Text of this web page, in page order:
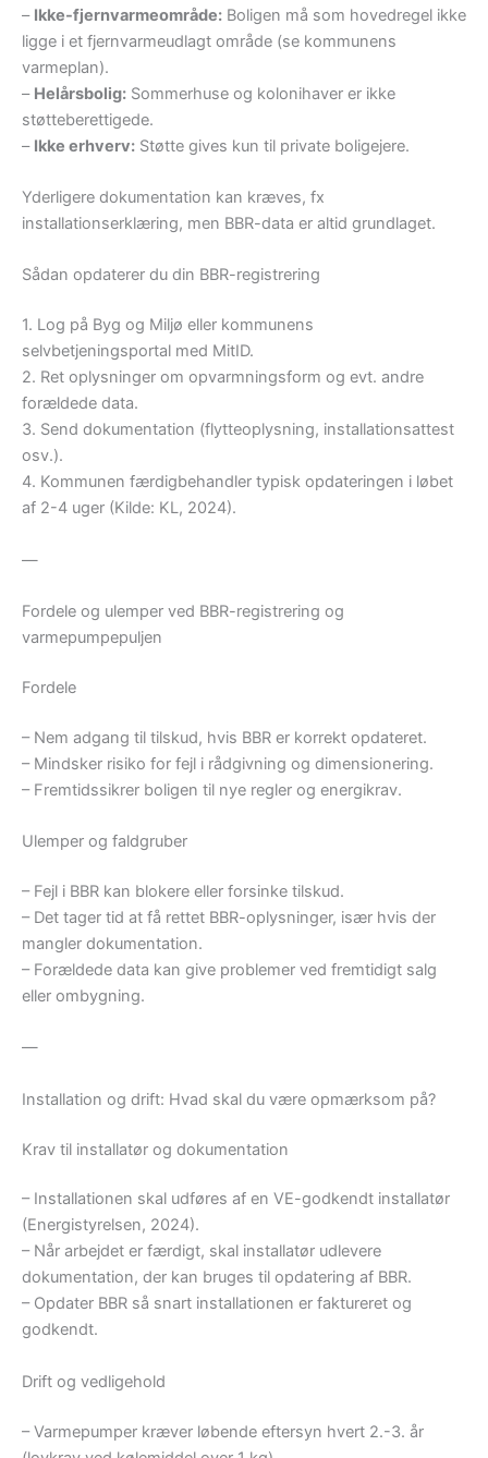
– Ikke-fjernvarmeområde: Boligen må som hovedregel ikke
ligge i et fjernvarmeudlagt område (se kommunens
varmeplan).
– Helårsbolig: Sommerhuse og kolonihaver er ikke
støtteberettigede.
– Ikke erhverv: Støtte gives kun til private boligejere.
Yderligere dokumentation kan kræves, fx
installationserklæring, men BBR-data er altid grundlaget.
Sådan opdaterer du din BBR-registrering
1. Log på Byg og Miljø eller kommunens
selvbetjeningsportal med MitID.
2. Ret oplysninger om opvarmningsform og evt. andre
forældede data.
3. Send dokumentation (flytteoplysning, installationsattest
osv.).
4. Kommunen færdigbehandler typisk opdateringen i løbet
af 2-4 uger (Kilde: KL, 2024).
—
Fordele og ulemper ved BBR-registrering og
varmepumpepuljen
Fordele
– Nem adgang til tilskud, hvis BBR er korrekt opdateret.
– Mindsker risiko for fejl i rådgivning og dimensionering.
– Fremtidssikrer boligen til nye regler og energikrav.
Ulemper og faldgruber
– Fejl i BBR kan blokere eller forsinke tilskud.
– Det tager tid at få rettet BBR-oplysninger, især hvis der
mangler dokumentation.
– Forældede data kan give problemer ved fremtidigt salg
eller ombygning.
—
Installation og drift: Hvad skal du være opmærksom på?
Krav til installatør og dokumentation
– Installationen skal udføres af en VE-godkendt installatør
(Energistyrelsen, 2024).
– Når arbejdet er færdigt, skal installatør udlevere
dokumentation, der kan bruges til opdatering af BBR.
– Opdater BBR så snart installationen er faktureret og
godkendt.
Drift og vedligehold
– Varmepumper kræver løbende eftersyn hvert 2.-3. år